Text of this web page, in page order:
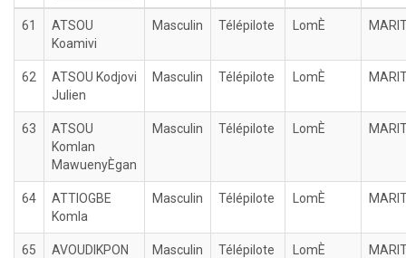
61
ATSOU
Koamivi
Masculin Télépilote LomÈ
62
ATSOU Kodjovi
Julien
Masculin Télépilote LomÈ
63
ATSOU
Komlan
MawuenyÈgan
Masculin Télépilote LomÈ
64
ATTIOGBE
Komla
Masculin Télépilote LomÈ
65
AVOUDIKPON
Masculin Télépilote LomÈ